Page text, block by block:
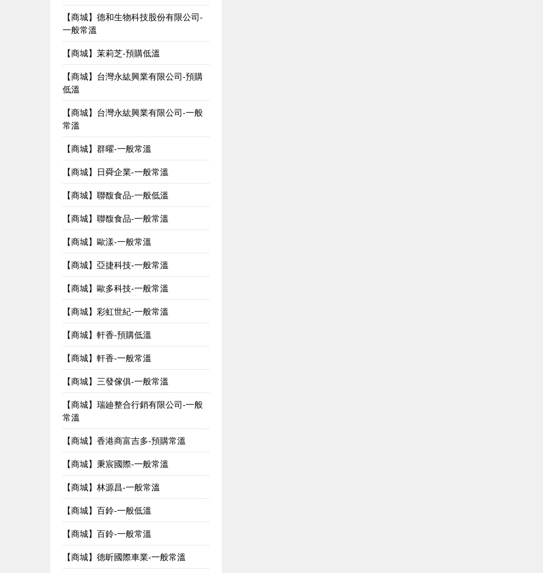
【商城】德和生物科技股份有限公司-
一般常溫
【商城】茉莉芝-預購低溫
【商城】台灣永紘興業有限公司-預購
低溫
【商城】台灣永紘興業有限公司-一般
常溫
【商城】群曜-一般常溫
【商城】日舜企業-一般常溫
【商城】聯馥食品-一般低溫
【商城】聯馥食品-一般常溫
【商城】歐漾-一般常溫
【商城】亞捷科技-一般常溫
【商城】歐多科技-一般常溫
【商城】彩虹世紀-一般常溫
【商城】軒香-預購低溫
【商城】軒香-一般常溫
【商城】三發傢俱-一般常溫
【商城】瑞廸整合行銷有限公司-一般
常溫
【商城】香港商富吉多-預購常溫
【商城】秉宸國際-一般常溫
【商城】林源昌-一般常溫
【商城】百鈴-一般低溫
【商城】百鈴-一般常溫
【商城】德昕國際車業-一般常溫